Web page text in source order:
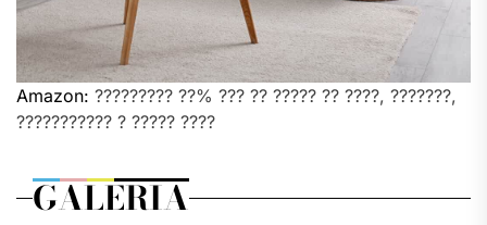
Amazon: ????????? ??% ??? ?? ????? ?? ????, ???????,
??????????? ? ????? ????
GALERIA